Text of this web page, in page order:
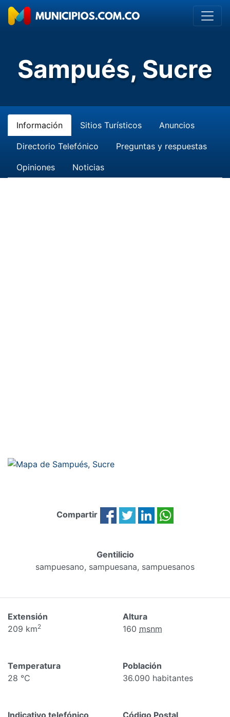
Sampués, Sucre
Información Sitios Turísticos Anuncios
Directorio Telefónico Preguntas y respuestas
Opiniones Noticias
Compartir
Gentilicio
sampuesano, sampuesana, sampuesanos
Extensión
209 km2
Altura
160 msnm
Temperatura
28 °C
Población
36.090 habitantes
Indicativo telefónico
Código Postal